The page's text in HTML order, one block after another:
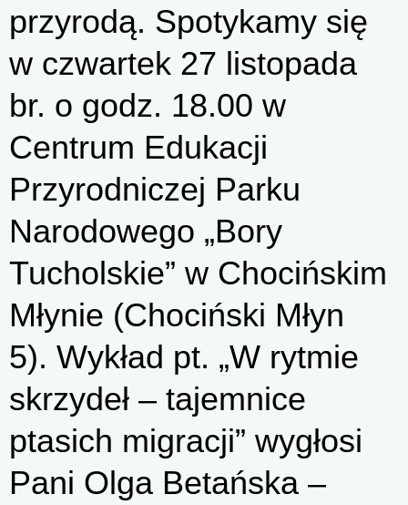
przyrodą. Spotykamy się
w czwartek 27 listopada
br. o godz. 18.00 w
Centrum Edukacji
Przyrodniczej Parku
Narodowego „Bory
Tucholskie” w Chocińskim
Młynie (Chociński Młyn
5). Wykład pt. „W rytmie
skrzydeł – tajemnice
ptasich migracji” wygłosi
Pani Olga Betańska –